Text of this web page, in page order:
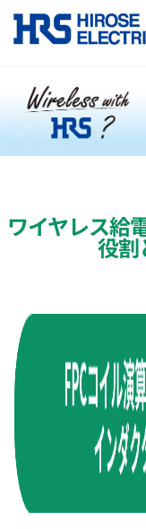
採用情報
ワイヤレス給
役割